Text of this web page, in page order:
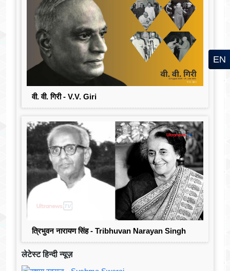
वी. वी. गिरी - V.V. Giri
त्रिभुवन नारायण सिंह - Tribhuvan Narayan Singh
लेटेस्ट हिन्दी न्यूज़
EN